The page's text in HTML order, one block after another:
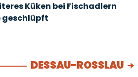
Küken bei Fischadlern
geschlüpft
DESSAU-ROSSLAU